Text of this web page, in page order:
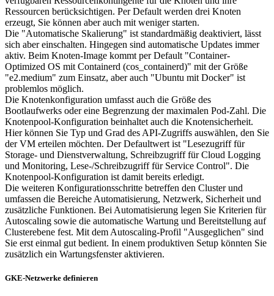
Ressourcen berücksichtigen. Per Default werden drei Knoten
erzeugt, Sie können aber auch mit weniger starten.
Die "Automatische Skalierung" ist standardmäßig deaktiviert, lässt
sich aber einschalten. Hingegen sind automatische Updates immer
aktiv. Beim Knoten-Image kommt per Default "Container-
Optimized OS mit Containerd (cos_containerd)" mit der Größe
"e2.medium" zum Einsatz, aber auch "Ubuntu mit Docker" ist
problemlos möglich.
Die Knotenkonfiguration umfasst auch die Größe des
Bootlaufwerks oder eine Begrenzung der maximalen Pod-Zahl. Die
Knotenpool-Konfiguration beinhaltet auch die Knotensicherheit.
Hier können Sie Typ und Grad des API-Zugriffs auswählen, den Sie
der VM erteilen möchten. Der Defaultwert ist "Lesezugriff für
Storage- und Dienstverwaltung, Schreibzugriff für Cloud Logging
und Monitoring, Lese-/Schreibzugriff für Service Control". Die
Knotenpool-Konfiguration ist damit bereits erledigt.
Die weiteren Konfigurationsschritte betreffen den Cluster und
umfassen die Bereiche Automatisierung, Netzwerk, Sicherheit und
zusätzliche Funktionen. Bei Automatisierung legen Sie Kriterien für
Autoscaling sowie die automatische Wartung und Bereitstellung auf
Clusterebene fest. Mit dem Autoscaling-Profil "Ausgeglichen" sind
Sie erst einmal gut bedient. In einem produktiven Setup könnten Sie
zusätzlich ein Wartungsfenster aktivieren.
GKE-Netzwerke definieren